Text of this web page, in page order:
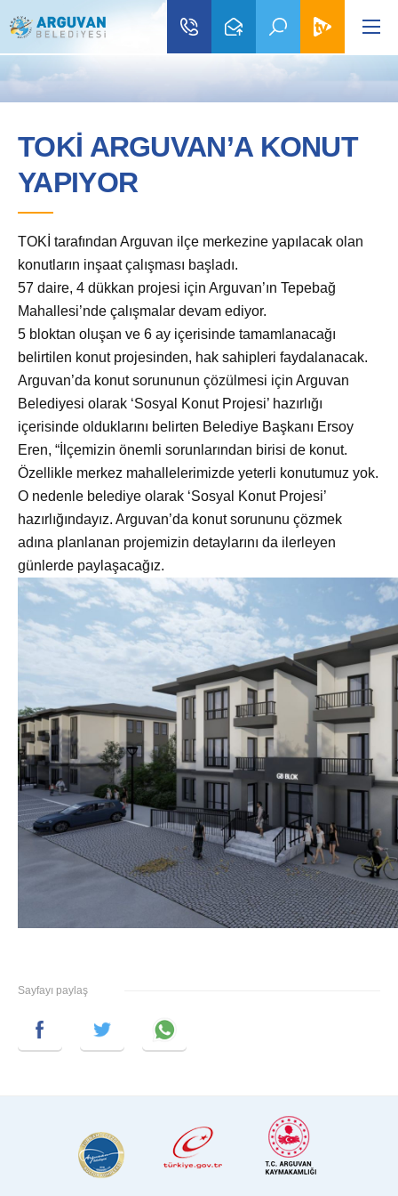
TOKİ ARGUVAN’A KONUT
YAPIYOR
TOKİ tarafından Arguvan ilçe merkezine yapılacak olan
konutların inşaat çalışması başladı.
57 daire, 4 dükkan projesi için Arguvan’ın Tepebağ
Mahallesi’nde çalışmalar devam ediyor.
5 bloktan oluşan ve 6 ay içerisinde tamamlanacağı
belirtilen konut projesinden, hak sahipleri faydalanacak.
Arguvan’da konut sorununun çözülmesi için Arguvan
Belediyesi olarak ‘Sosyal Konut Projesi’ hazırlığı
içerisinde olduklarını belirten Belediye Başkanı Ersoy
Eren, “İlçemizin önemli sorunlarından birisi de konut.
Özellikle merkez mahallelerimizde yeterli konutumuz yok.
O nedenle belediye olarak ‘Sosyal Konut Projesi’
hazırlığındayız. Arguvan’da konut sorununu çözmek
adına planlanan projemizin detaylarını da ilerleyen
günlerde paylaşacağız.
Sayfayı paylaş